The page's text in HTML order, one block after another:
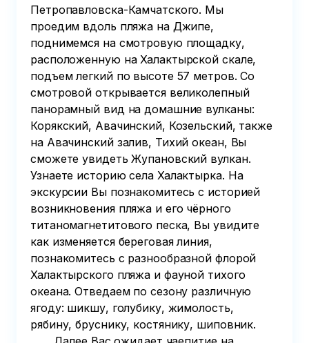
Петропавловска-Камчатского. Мы
проедим вдоль пляжа на Джипе,
поднимемся на смотровую площадку,
расположенную на Халактырской скале,
подъем легкий по высоте 57 метров. Со
смотровой открывается великолепный
панорамный вид на домашние вулканы:
Корякский, Авачинский, Козельский, также
на Авачинский залив, Тихий океан, Вы
сможете увидеть Жупановский вулкан.
Узнаете историю села Халактырка. На
экскурсии Вы познакомитесь с историей
возникновения пляжа и его чёрного
титаномагнетитового песка, Вы увидите
как изменяется береговая линия,
познакомитесь с разнообразной флорой
Халактырского пляжа и фауной тихого
океана. Отведаем по сезону различную
ягоду: шикшу, голубику, жимолость,
рябину, бруснику, костянику, шиповник.